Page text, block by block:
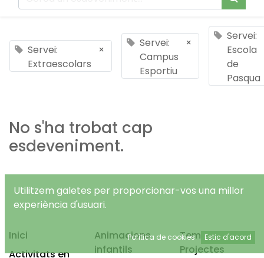
Servei:
Extraescolars
×
Servei:
Campus
Esportiu
×
Servei:
Escola
de
Pasqua
No s'ha trobat cap
esdeveniment.
Inici
Activitats en
Animacions
infantils
Temps Lliure
Projectes
Utilitzem galetes per proporcionar-vos una millor
experiència d'usuari.
Política de cookies Estic d'acord